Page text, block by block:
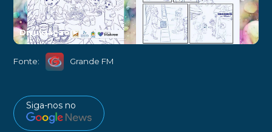
Divulgação►
Fonte: Grande FM
Siga-nos no